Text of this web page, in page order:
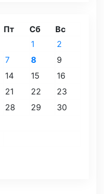
Пт Сб Вс
1
2
7 8
9
14 15
16
21 22
23
28 29
30